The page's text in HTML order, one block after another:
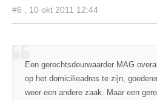
#6 , 10 okt 2011 12:44
Een gerechtsdeurwaarder MAG
op het domicilieadres te zijn,
weer een andere zaak. Maar een